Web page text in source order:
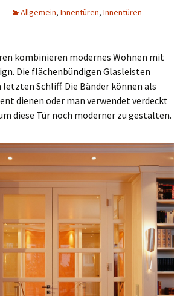
Allgemein, Innentüren, Innentüren-
kombinieren modernes Wohnen mit
Die flächenbündigen Glasleisten
letzten Schliff. Die Bänder können als
dienen oder man verwendet verdeckt
diese Tür noch moderner zu gestalten.